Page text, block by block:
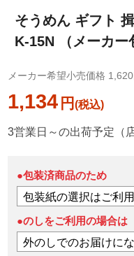
そうめん ギフト
K-15N （メーカー
メーカー希望小売価格
1,134 円
3営業日～の出荷予定（
●包装済商品のため
●のしをご利用の場合は